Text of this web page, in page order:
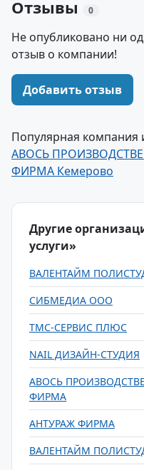
Отзывы 0
Не опубликовано ни
отзыв о компании!
Добавить отзыв
Популярная компания
АВОСЬ
ФИРМА Кемерово
Другие
услуги»
ВАЛЕНТАЙМ
СИБМЕДИА ООО
ТМС-СЕРВИС ПЛЮС
NAIL ДИЗАЙН-СТУДИЯ
АВОСЬ
ФИРМА
АНТУРАЖ ФИРМА
ВАЛЕНТАЙМ